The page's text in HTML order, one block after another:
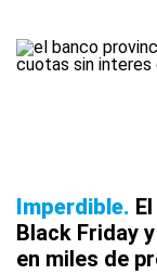
Imperdible
Black Friday
en miles de